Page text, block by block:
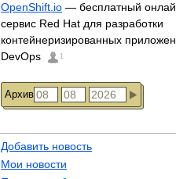
OpenShift.io — бесплатный
сервис Red Hat для разработки
контейнеризированных
DevOps
1
Архив
Добавить новость
Мои новости